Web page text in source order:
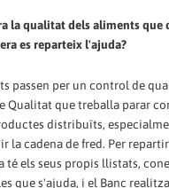
la qualitat dels aliments que
es reparteix l'ajuda?
passen per un control de
Qualitat que treballa parar
distribuïts,
la cadena de fred. Per
té els seus propis llistats,
que s'ajuda, i el Banc